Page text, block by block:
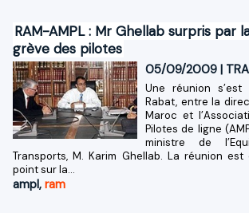
RAM-AMPL : Mr Ghellab surpris par
grève des pilotes
05/09/2009 |
Une réunion
Rabat, entre la
Maroc et
Pilotes de ligne
ministre de
Transports, M. Karim Ghellab. La réunion
point sur la...
ampl, ram